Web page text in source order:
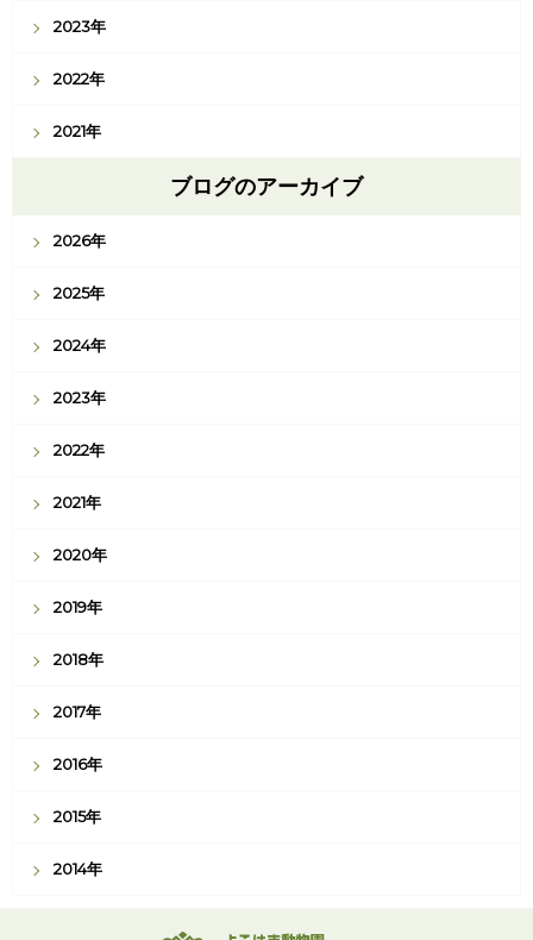
2023年
2022年
2021年
ブログのアーカイブ
2026年
2025年
2024年
2023年
2022年
2021年
2020年
2019年
2018年
2017年
2016年
2015年
2014年